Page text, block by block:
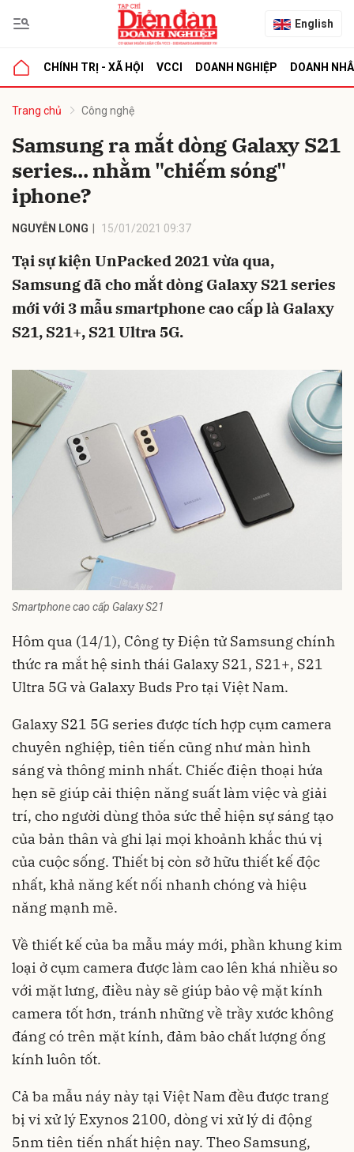
English
CHÍNH TRỊ - XÃ HỘI VCCI DOANH NGHIỆP DOANH
Trang chủ Công nghệ
Samsung ra mắt dòng Galaxy S21
series... nhằm "chiếm sóng"
iphone?
NGUYỄN LONG 15/01/2021 09:37
Tại sự kiện UnPacked 2021 vừa qua,
Samsung đã cho mắt dòng Galaxy S21 series
mới với 3 mẫu smartphone cao cấp là Galaxy
S21, S21+, S21 Ultra 5G.
Smartphone cao cấp Galaxy S21
Hôm qua (14/1), Công ty Điện tử Samsungchính
thức ra mắt hệ sinh thái Galaxy S21, S21+, S21
Ultra 5G và Galaxy Buds Pro tại Việt Nam.
Galaxy S21 5G series được tích hợp cụm camera
chuyên nghiệp, tiên tiến cũng như màn hình
sáng và thông minh nhất. Chiếc điện thoại hứa
hẹn sẽ giúp cải thiện năng suất làm việc và giải
trí, cho người dùng thỏa sức thể hiện sự sáng tạo
của bản thân và ghi lại mọi khoảnh khắc thú vị
của cuộc sống. Thiết bị còn sở hữu thiết kế độc
nhất, khả năng kết nối nhanh chóng và hiệu
năng mạnh mẽ.
Về thiết kế của ba mẫu máy mới, phần khung kim
loại ở cụm camera được làm cao lên khá nhiều so
với mặt lưng, điều này sẽ giúp bảo vệ mặt kính
camera tốt hơn, tránh những về trầy xước không
đáng có trên mặt kính, đảm bảo chất lượng ống
kính luôn tốt.
Cả ba mẫu náy này tại Việt Nam đều được trang
bị vi xử lý Exynos 2100, dòng vi xử lý di động
5nm tiên tiến nhất hiện nay. Theo Samsung,
luận
Hủy